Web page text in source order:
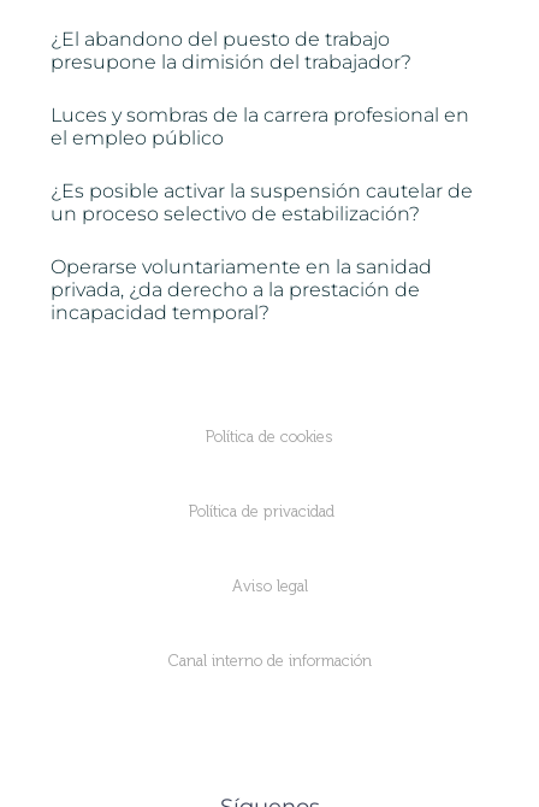
¿El abandono del puesto de trabajo
presupone la dimisión del trabajador?
Luces y sombras de la carrera profesional en
el empleo público
¿Es posible activar la suspensión cautelar de
un proceso selectivo de estabilización?
Operarse voluntariamente en la sanidad
privada, ¿da derecho a la prestación de
incapacidad temporal?
Política de cookies
Política de privacidad
Aviso legal
Canal interno de información